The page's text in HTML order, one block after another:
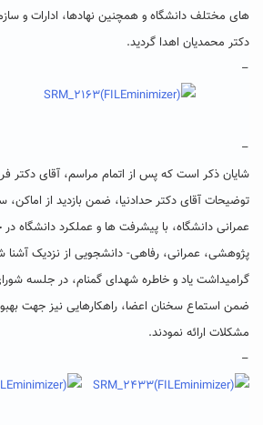
های مختلف دانشگاه و همچنین نهادها، ادارات و
دکتر محمدیان اهدا گردید.
–
–
شایان ذکر است که پس از اتمام مراسم، آقای دکتر
توضیحات آقای دکتر حدادنیا، ضمن بازدید از
عمرانی دانشگاه، با پیشرفت ها و عملکرد دانشگاه
پژوهشی، عمرانی، رفاهی- دانشجویی از نزدیک
گرامیداشت یاد و خاطره شهدای گمنام، در جلسه
ضمن استماع سخنان اعضا، راهکارهایی نیز جهت
مشکلات ارائه نمودند.
–